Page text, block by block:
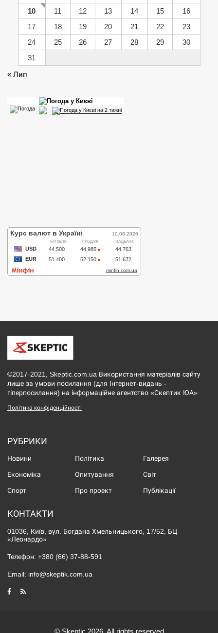
10
11 12 13 14 15
16
17
18 19 20 21 22
23
24
25 26 27 28 29
30
31
« Лип
©2017-2021, Skeptic.com.ua Використання матеріалів сайту
лише за умови посилання (для Інтернет-видань -
гіперпосилання) на інформаційне агентство «Скептик ЮА»
Політика конфіденційності
РУБРИКИ
Новини Політика Галерея
Економіка Опитування Світ
Спорт Про проект Публікації
КОНТАКТИ
01036, Київ, вул. Богдана Хмельницького, 17/52, БЦ
«Леонардо»
Телефон: +380 (66) 37-88-591
Email: info@skeptik.com.ua
© Skeptic 2026. All rights reserved